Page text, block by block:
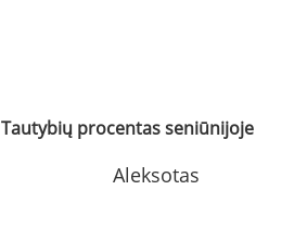
Tautybių procentas seniūnijoje
Aleksotas